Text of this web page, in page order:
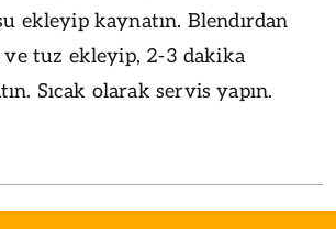
ekleyip kaynatın. Blendırdan
ve tuz ekleyip, 2-3 dakika
Sıcak olarak servis yapın.